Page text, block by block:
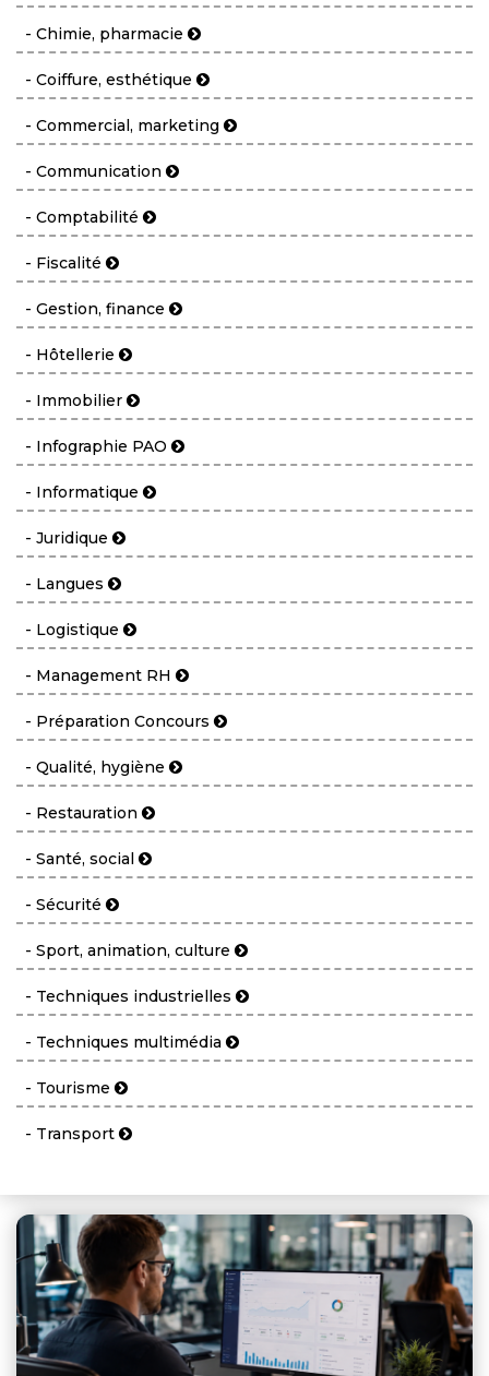
- Chimie, pharmacie
- Coiffure, esthétique
- Commercial, marketing
- Communication
- Comptabilité
- Fiscalité
- Gestion, finance
- Hôtellerie
- Immobilier
- Infographie PAO
- Informatique
- Juridique
- Langues
- Logistique
- Management RH
- Préparation Concours
- Qualité, hygiène
- Restauration
- Santé, social
- Sécurité
- Sport, animation, culture
- Techniques industrielles
- Techniques multimédia
- Tourisme
- Transport